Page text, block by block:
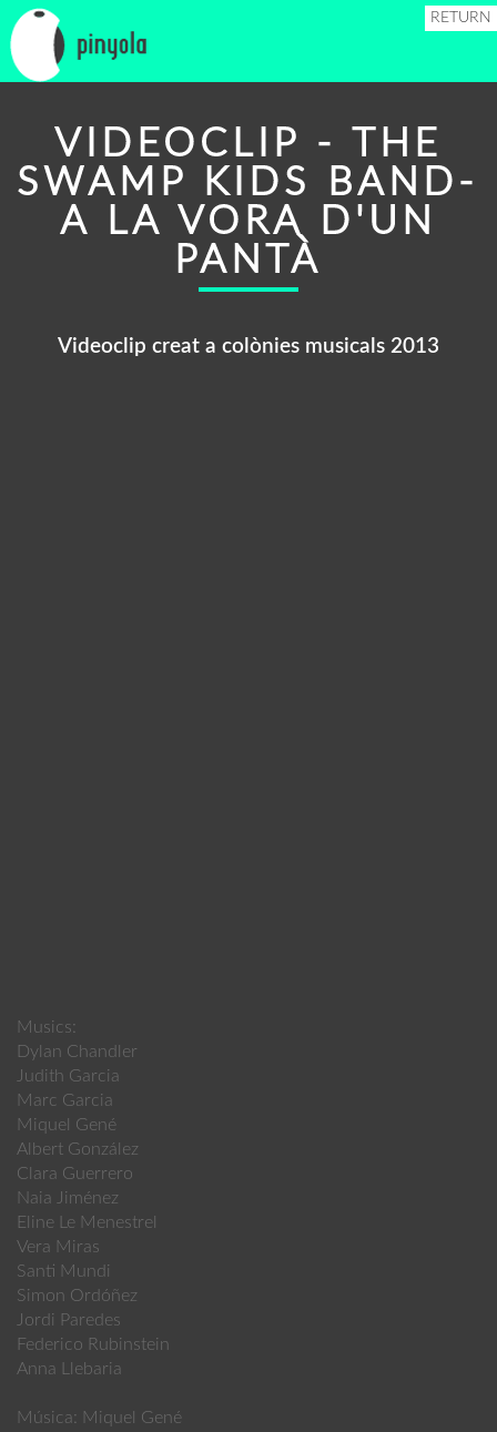
RETURN
VIDEOCLIP - THE
SWAMP KIDS BAND-
A LA VORA D'UN
PANTÀ
Videoclip creat a colònies musicals 2013
Musics:
Dylan Chandler
Judith Garcia
Marc Garcia
Miquel Gené
Albert González
Clara Guerrero
Naia Jiménez
Eline Le Menestrel
Vera Miras
Santi Mundi
Simon Ordóñez
Jordi Paredes
Federico Rubinstein
Anna Llebaria
Música: Miquel Gené